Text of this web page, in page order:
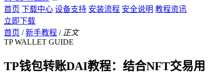
首页 下载中心 设备支持 安装流程 安全说明 教程资讯
立即下载
首页 / 新手教程 / 正文
TP WALLET GUIDE
TP钱包转账DAI教程：结合NFT交易用